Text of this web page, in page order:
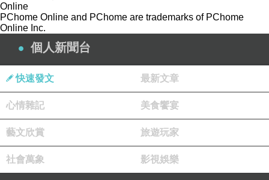
Online
PChome Online and PChome are trademarks of PChome
Online Inc.
個人新聞台
快速發文 最新文章
心情雜記 美食饗宴
藝文欣賞 旅遊玩家
社會萬象 影視娛樂